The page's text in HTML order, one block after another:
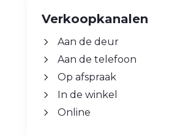
Verkoopkanalen
Aan de deur
Aan de telefoon
Op afspraak
In de winkel
Online